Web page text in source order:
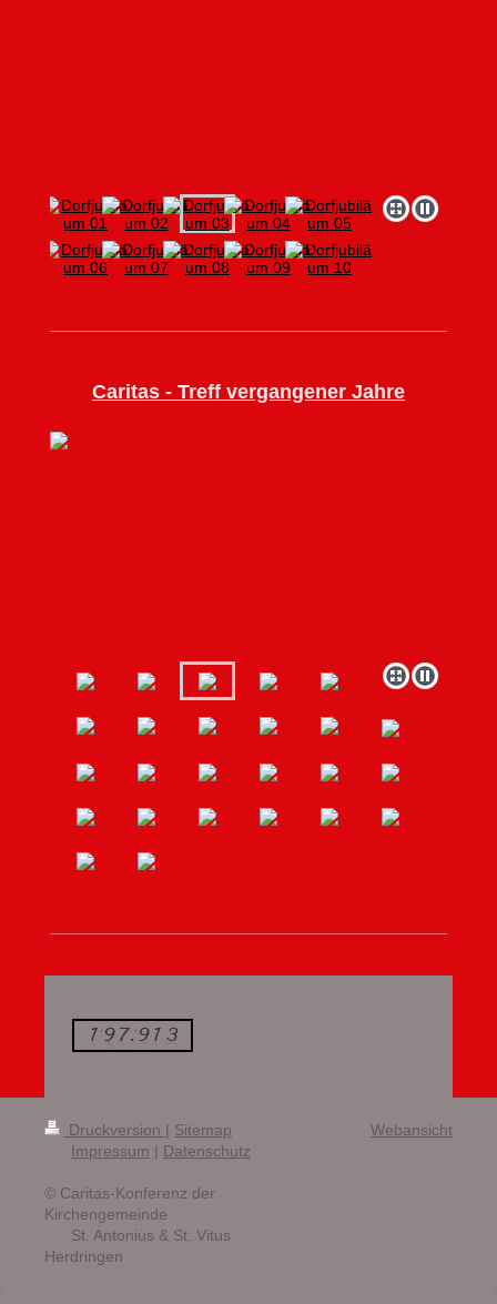
Caritas - Treff vergangener Jahre
Druckversion | Sitemap
Impressum | Datenschutz
© Caritas-Konferenz der
Kirchengemeinde
St. Antonius & St. Vitus
Herdringen
Webansicht